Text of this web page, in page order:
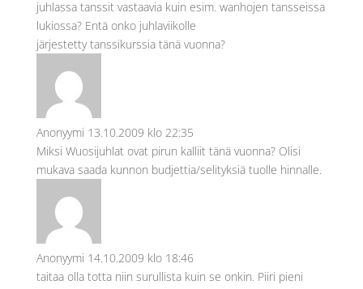
juhlassa tanssit vastaavia kuin esim. wanhojen tansseissa
lukiossa? Entä onko juhlaviikolle
järjestetty tanssikurssia tänä vuonna?
Anonyymi 13.10.2009 klo 22:35
Miksi Wuosijuhlat ovat pirun kalliit tänä vuonna? Olisi
mukava saada kunnon budjettia/selityksiä tuolle hinnalle.
Anonyymi 14.10.2009 klo 18:46
taitaa olla totta niin surullista kuin se onkin. Piiri pieni